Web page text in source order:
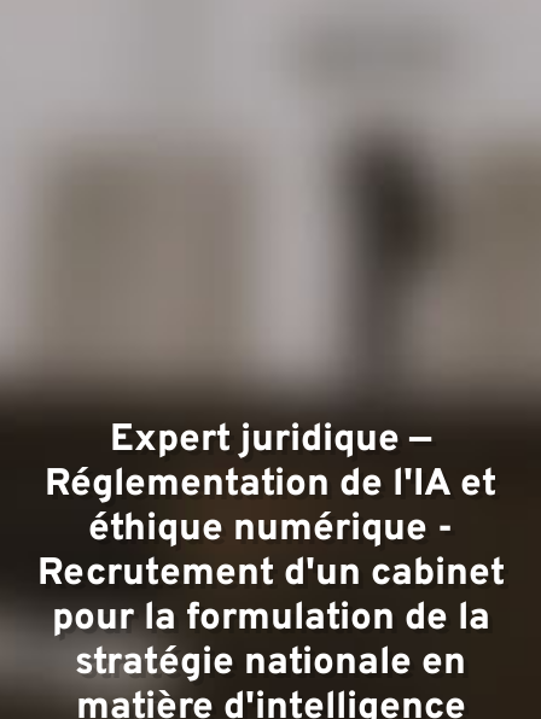
Expert juridique —
Réglementation de l'IA et
éthique numérique -
Recrutement d'un cabinet
pour la formulation de la
stratégie nationale en
matière d'intelligence